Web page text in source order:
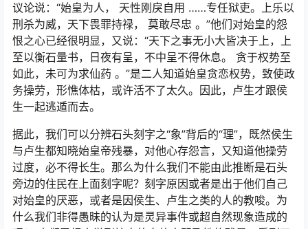
议论说：“始皇为人， 天性刚戾自用 ……专任狱吏。上乐以
刑杀为威，天下畏罪持禄， 莫敢尽忠 。”他们对始皇的怨
恨之心已经很明显，又说：“天下之事无小大皆决于上，上
至以衡石量书，日夜有呈，不中呈不得休息。 贪于权势至
如此，未可为求仙药 。”是二人知道始皇贪恋权势，致使政
务操劳，形憔体枯，或许活不了太久。因此，卢生才跟侯
生一起逃遁而去。
据此，我们可以分辨石头刻字之“象”背后的“理”，既然侯生
与卢生都知晓始皇帝残暴，对他心存怨言，又知道他操劳
过度，必不得长生。那么为什么我们不能由此推断是石头
旁边的住民在上面刻字呢？刻字原因或者是出于他们自己
对始皇的厌恶，或者是因侯生、卢生之类的人的教唆。为
什么我们非得愚昧的认为是灵异事件或超自然现象造成的